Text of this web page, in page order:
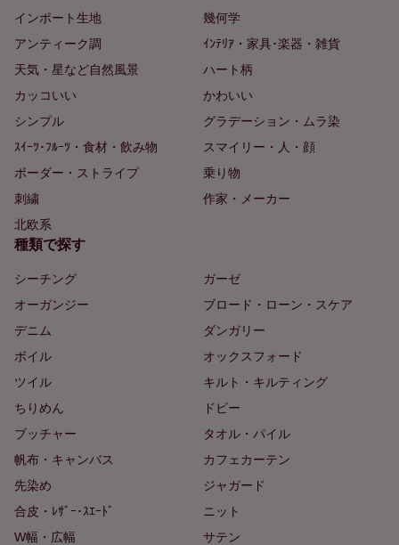
インポート生地
幾何学
アンティーク調
ｲﾝﾃﾘｱ・家具･楽器・雑貨
天気・星など自然風景
ハート柄
カッコいい
かわいい
シンプル
グラデーション・ムラ染
ｽｲｰﾂ･ﾌﾙｰﾂ・食材・飲み物
スマイリー・人・顔
ボーダー・ストライプ
乗り物
刺繍
作家・メーカー
北欧系
種類で探す
シーチング
ガーゼ
オーガンジー
ブロード・ローン・スケア
デニム
ダンガリー
ボイル
オックスフォード
ツイル
キルト・キルティング
ちりめん
ドビー
ブッチャー
タオル・パイル
帆布・キャンバス
カフェカーテン
先染め
ジャガード
合皮・ﾚｻﾞｰ･ｽｴｰﾄﾞ
ニット
W幅・広幅
サテン